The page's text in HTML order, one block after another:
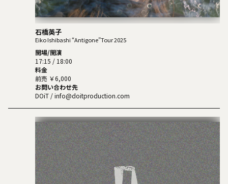
石橋英子
Eiko Ishibashi “Antigone”Tour 2025
開場/開演
17:15 / 18:00
料金
前売 ￥6,000
お問い合わせ先
DOiT / info@doitproduction.com